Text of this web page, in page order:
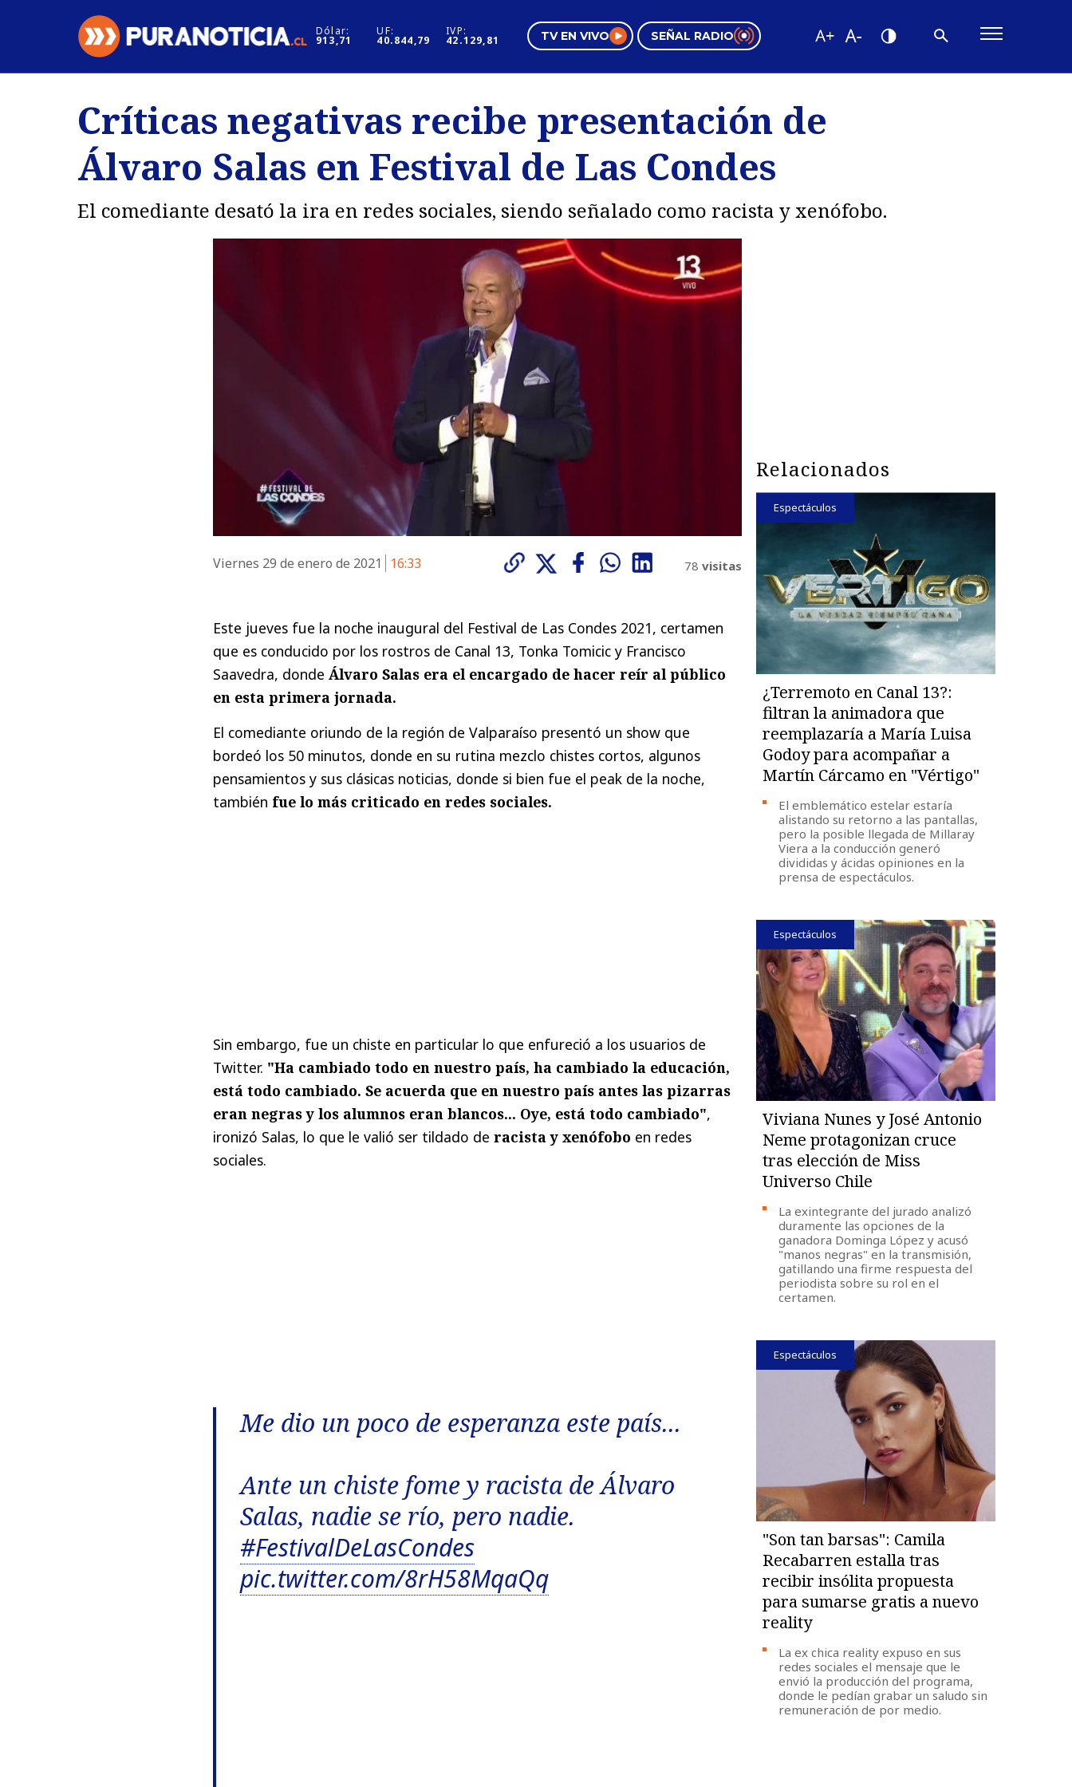
Dólar:
913,71
UF:
40.844,79
IVP:
42.129,81 TV EN VIVO SEÑAL RADIO
Regiones
Deportes
Internacional
Motores
Negocios
Pura Mujer
Tendencias
Videos
Críticas negativas recibe presentación de
Álvaro Salas en Festival de Las Condes
El comediante desató la ira en redes sociales, siendo señalado como racista y xenófobo.
Viernes 29 de enero de 2021 16:33 78 visitas
Este jueves fue la noche inaugural del Festival de Las Condes 2021, certamen
que es conducido por los rostros de Canal 13, Tonka Tomicic y Francisco
Saavedra, donde Álvaro Salas era el encargado de hacer reír al público
en esta primera jornada.
El comediante oriundo de la región de Valparaíso presentó un show que
bordeó los 50 minutos, donde en su rutina mezclo chistes cortos, algunos
pensamientos y sus clásicas noticias, donde si bien fue el peak de la noche,
también fue lo más criticado en redes sociales.
Sin embargo, fue un chiste en particular lo que enfureció a los usuarios de
Twitter. "Ha cambiado todo en nuestro país, ha cambiado la educación,
está todo cambiado. Se acuerda que en nuestro país antes las pizarras
eran negras y los alumnos eran blancos... Oye, está todo cambiado",
ironizó Salas, lo que le valió ser tildado de racista y xenófobo en redes
sociales.
Me dio un poco de esperanza este país...
Ante un chiste fome y racista de Álvaro
Salas, nadie se río, pero nadie.
#FestivalDeLasCondes
pic.twitter.com/8rH58MqaQq
Relacionados
Espectáculos
¿Terremoto en Canal 13?:
filtran la animadora que
reemplazaría a María Luisa
Godoy para acompañar a
Martín Cárcamo en "Vértigo"
El emblemático estelar estaría
alistando su retorno a las pantallas,
pero la posible llegada de Millaray
Viera a la conducción generó
divididas y ácidas opiniones en la
prensa de espectáculos.
Espectáculos
Viviana Nunes y José Antonio
Neme protagonizan cruce
tras elección de Miss
Universo Chile
La exintegrante del jurado analizó
duramente las opciones de la
ganadora Dominga López y acusó
"manos negras" en la transmisión,
gatillando una firme respuesta del
periodista sobre su rol en el
certamen.
Espectáculos
"Son tan barsas": Camila
Recabarren estalla tras
recibir insólita propuesta
para sumarse gratis a nuevo
reality
La ex chica reality expuso en sus
redes sociales el mensaje que le
envió la producción del programa,
donde le pedían grabar un saludo sin
remuneración de por medio.